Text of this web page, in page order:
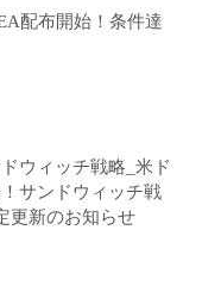
配布開始！条件達
ウィッチ戦略_米ド
サンドウィッチ戦
更新のお知らせ